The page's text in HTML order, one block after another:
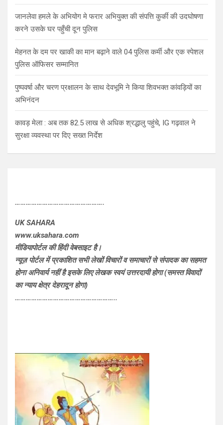
जानलेवा हमले के अभियोग मे फरार अभियुक्त की संपत्ति कुर्की की उदघोषणा
करने उसके घर पहुँची दून पुलिस
मेहनत के दम पर खाकी का मान बढ़ाने वाले 04 पुलिस कर्मी और एक स्पेशल
पुलिस ऑफिसर सम्मानित
पुष्पवर्षा और चरण प्रक्षालन के साथ देवभूमि ने किया शिवभक्त कांवड़ियों का
अभिनंदन
कावड़ मेला : अब तक 82.5 लाख से अधिक श्रद्धालु पहुंचे, IG गढ़वाल ने
सुरक्षा व्यवस्था पर दिए सख्त निर्देश
………………………………………….
UK SAHARA
www.uksahara.com
मीडियापोर्टल की हिंदी वेबसाइट है।
न्यूज़ पोर्टल में प्रकाशित सभी लेखों विचारों व समाचारों से संपादक का सहमत
होना अनिवार्य नहीं है इसके लिए लेखक स्वयं उत्तरदायी होगा (समस्त विवादों
का न्याय क्षेत्र देहरादून होगा)
………………………………………………..